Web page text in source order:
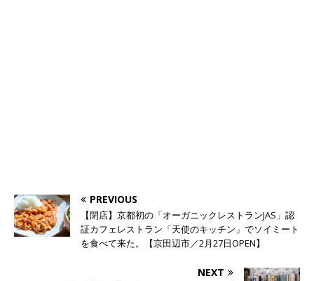
PREVIOUS
【閉店】京都初の「オーガニックレストランJAS」認
証カフェレストラン「天使のキッチン」でソイミート
を食べて来た。【京田辺市／2月27日OPEN】
NEXT